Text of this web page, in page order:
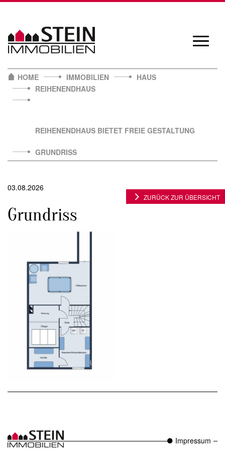
content
HOME
IMMOBILIEN
HAUS
REIHENENDHAUS
REIHENENDHAUS BIETET FREIE GESTALTUNG
GRUNDRISS
03.08.2026
Grundriss
ZURÜCK ZUR ÜBERSICHT
Impressum